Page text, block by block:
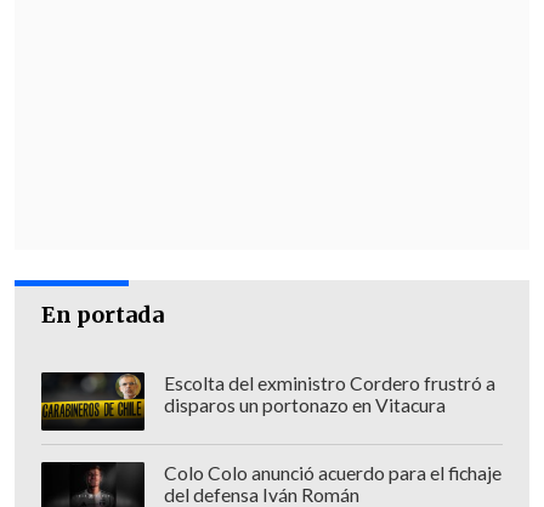
En portada
Escolta del exministro Cordero frustró a
disparos un portonazo en Vitacura
Colo Colo anunció acuerdo para el fichaje
del defensa Iván Román